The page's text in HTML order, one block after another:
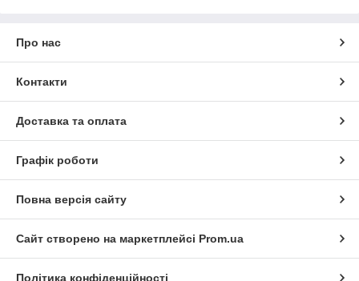
Про нас
Контакти
Доставка та оплата
Графік роботи
Повна версія сайту
Сайт створено на маркетплейсі Prom.ua
Політика конфіденційності